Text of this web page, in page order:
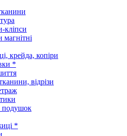
кліпси
магнітні
крейда, копіри
*
відрізи
подушок
*